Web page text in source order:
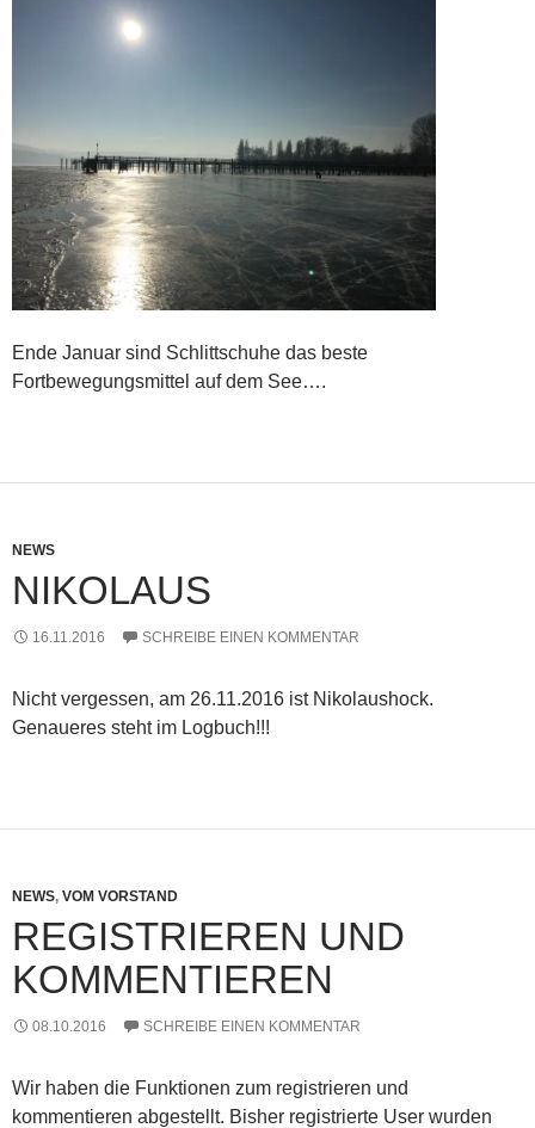
Ende Januar sind Schlittschuhe das beste
Fortbewegungsmittel auf dem See….
NEWS
NIKOLAUS
16.11.2016 SCHREIBE EINEN KOMMENTAR
Nicht vergessen, am 26.11.2016 ist Nikolaushock.
Genaueres steht im Logbuch!!!
NEWS, VOM VORSTAND
REGISTRIEREN UND
KOMMENTIEREN
08.10.2016 SCHREIBE EINEN KOMMENTAR
Wir haben die Funktionen zum registrieren und
kommentieren abgestellt. Bisher registrierte User wurden